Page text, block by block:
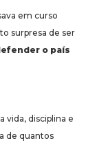
em curso
surpresa de ser
o país
vida, disciplina e
de quantos